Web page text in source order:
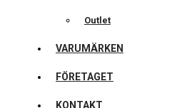
Outlet
VARUMÄRKEN
FÖRETAGET
KONTAKT